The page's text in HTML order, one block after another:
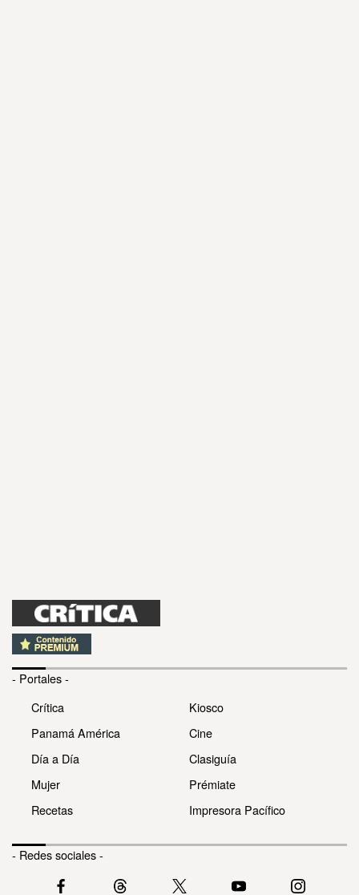
- Portales -
Crítica
Panamá América
Día a Día
Mujer
Recetas
Kiosco
Cine
Clasiguía
Prémiate
Impresora Pacífico
- Redes sociales -